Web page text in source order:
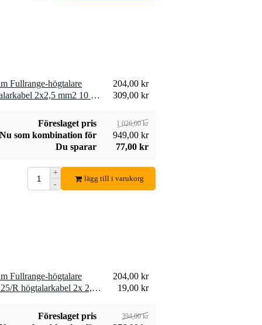
Fullrange-högtalare
204,00 kr
2 x Devine SPE25/10 högtalarkabel 2x2,5 mm2 10 meter
309,00 kr
Föreslaget pris 1 026,00 kr
Nu som kombination för
949,00 kr
Du sparar
77,00 kr
+
-
lägg till i varukorg
Fullrange-högtalare
204,00 kr
10 x Devine SPE25/R SPE25/R högtalarkabel 2x 2,5 mm2 per meter
19,00 kr
Föreslaget pris 394,00 kr